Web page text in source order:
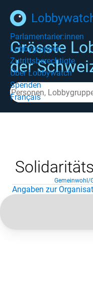
Parlamentarier:innen
Lobbygruppen
Zutrittsberechtigte
Über Lobbywatch
Spenden
Français
Grösste
der
Gemeinwohl/
Angaben zur